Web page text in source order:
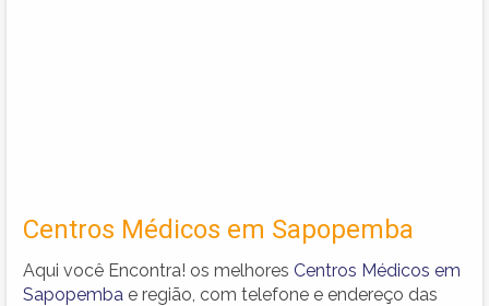
Centros Médicos em Sapopemba
Aqui você Encontra! os melhores Centros Médicos em
Sapopemba e região, com telefone e endereço das